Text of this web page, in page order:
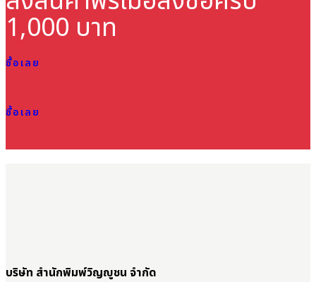
1,000 บาท
ซื้อเลย
ซื้อเลย
บริษัท สำนักพิมพ์วิญญูชน จำกัด